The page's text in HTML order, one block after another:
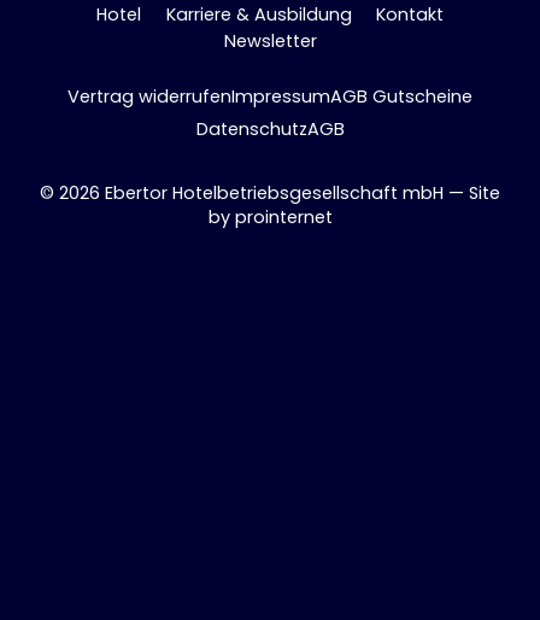
Hotel Karriere & Ausbildung
Kontakt
Newsletter
Vertrag widerrufenImpressumAGB Gutscheine
DatenschutzAGB
© 2026 Ebertor Hotelbetriebsgesellschaft mbH — Site
by prointernet